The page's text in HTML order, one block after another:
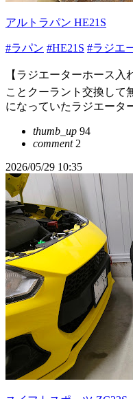
アルトラパン HE21S
#ラパン #HE21S #ラジエ
【ラジエーターホース
ことクーラント交換して
になっていたラジエータ
thumb_up 94
comment2
2026/05/29 10:35